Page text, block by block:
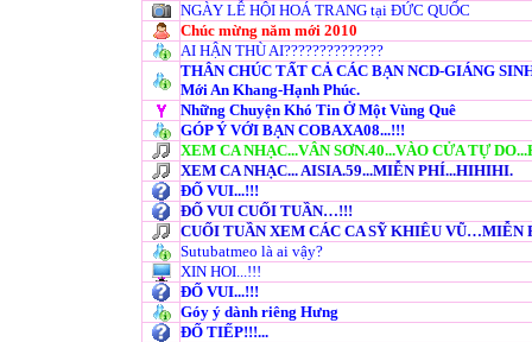
NGÀY LỄ HỘI HOÁ TRANG tại ĐỨC QUỐC
Chúc mừng năm mới 2010
AI HẬN THÙ AI??????????????
THÂN CHÚC TẤT CẢ CÁC BẠN NCD-GIÁNG
Mới An Khang-Hạnh Phúc.
Những Chuyện Khó Tin Ở Một Vùng Quê
GÓP Ý VỚI BẠN COBAXA08...!!!
XEM CA NHẠC...VÂN SƠN.40...VÀO CỬA TỰ
XEM CA NHẠC... AISIA.59...MIỄN PHÍ...HIHIHI.
ĐỐ VUI...!!!
ĐỐ VUI CUỐI TUẦN…!!!
CUỐI TUẦN XEM CÁC CA SỸ KHIÊU VŨ…MIỄN
Sutubatmeo là ai vậy?
XIN HOI...!!!
ĐỐ VUI...!!!
Góy ý dành riêng Hưng
ĐỐ TIẾP!!!...